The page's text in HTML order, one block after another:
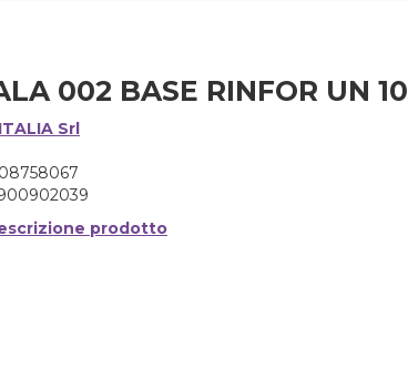
002 BASE RINFOR UN
Srl
prodotto